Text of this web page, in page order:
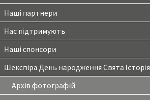
Наші партнери
Нас підтримують
Наші спонсори
Шекспіра День народження Свята Історія
Архів фотографій